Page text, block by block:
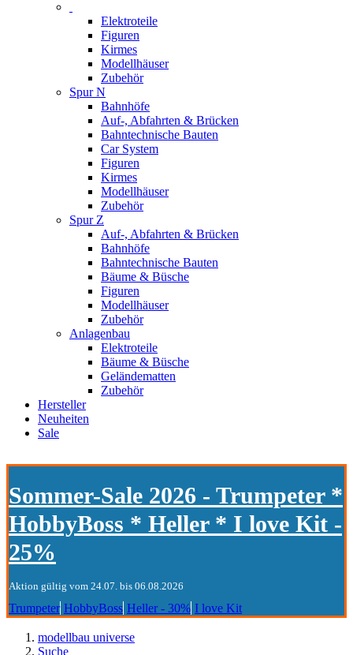
Elektroteile
Figuren
Kirmes
Modellhäuser
Zubehör
Spur N
Bahnhöfe
Auf-, Abfahrten & Brücken
Bahntechnische Bauten
Car System
Figuren
Kirmes
Modellhäuser
Zubehör
Spur Z
Auf-, Abfahrten & Brücken
Bahnhöfe
Bahntechnische Bauten
Bäume & Büsche
Figuren
Modellhäuser
Zubehör
Anlagenbau
Elektroteile
Bäume & Büsche
Geländematten
Zubehör
Hersteller
Neuheiten
Sale
Sommer-Sale 2026 - Trumpeter *
HobbyBoss * Heller * I love Kit -
25%
Aktion gültig vom 24.07. bis 06.08.2026
Trumpeter HobbyBoss Heller - 30% I love Kit
modellbau universe
Suche